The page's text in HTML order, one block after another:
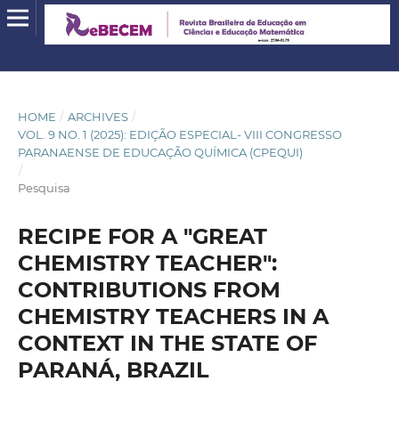
HOME / ARCHIVES /
VOL. 9 NO. 1 (2025): EDIÇÃO ESPECIAL- VIII CONGRESSO
PARANAENSE DE EDUCAÇÃO QUÍMICA (CPEQUI)
/
Pesquisa
RECIPE FOR A "GREAT
CHEMISTRY TEACHER":
CONTRIBUTIONS FROM
CHEMISTRY TEACHERS IN A
CONTEXT IN THE STATE OF
PARANÁ, BRAZIL